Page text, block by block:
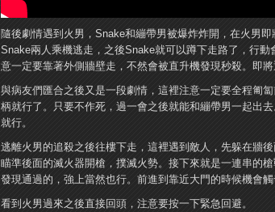
隨後劇情遇到火男，Snake和繃帶男被爆炸炸開，在火男
Snake兩人乘機逃走，之後Snake就可以蹲下走路了，行
意一定要靠著外側牆壁走，不然會被直升機發現秒殺。即
與病友們匯合之後又是一段劇情，這裡注意一定要全程匍
柄就行了。只要不作死，過一會之後就能和繃帶男一起出
就行。
逃離火男的追殺之後往樓下走，這裡遇到敵人，先躲在牆
瞄準後面的滅火器開槍，撲滅火勢。接下來就是一連串的
發現通過的，強上當然也行。前進到靠近大門的時候機會觸
看到火男過來之後直接回頭，注意要按一下緊急回避。